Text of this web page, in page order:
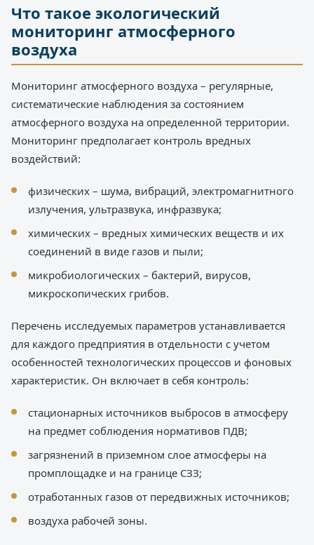
Что такое экологический
мониторинг атмосферного
воздуха
Мониторинг атмосферного воздуха – регулярные,
систематические наблюдения за состоянием
атмосферного воздуха на определенной территории.
Мониторинг предполагает контроль вредных
воздействий:
физических – шума, вибраций, электромагнитного
излучения, ультразвука, инфразвука;
химических – вредных химических веществ и их
соединений в виде газов и пыли;
микробиологических – бактерий, вирусов,
микроскопических грибов.
Перечень исследуемых параметров устанавливается
для каждого предприятия в отдельности с учетом
особенностей технологических процессов и фоновых
характеристик. Он включает в себя контроль:
стационарных источников выбросов в атмосферу
на предмет соблюдения нормативов ПДВ;
загрязнений в приземном слое атмосферы на
промплощадке и на границе СЗЗ;
отработанных газов от передвижных источников;
воздуха рабочей зоны.